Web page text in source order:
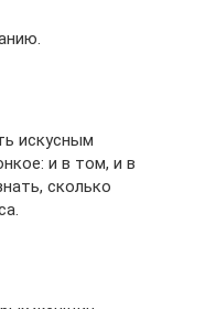
искусным
и в том, и в
сколько